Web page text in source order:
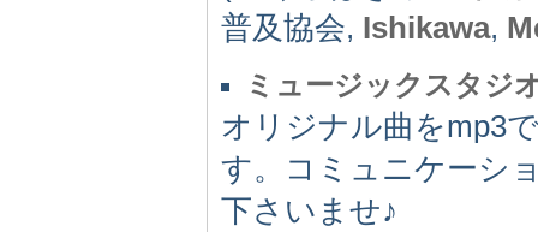
普及協会, Ishikawa,
ミュージックスタジ
オリジナル曲をmp3
す。コミュニケーシ
下さいませ♪